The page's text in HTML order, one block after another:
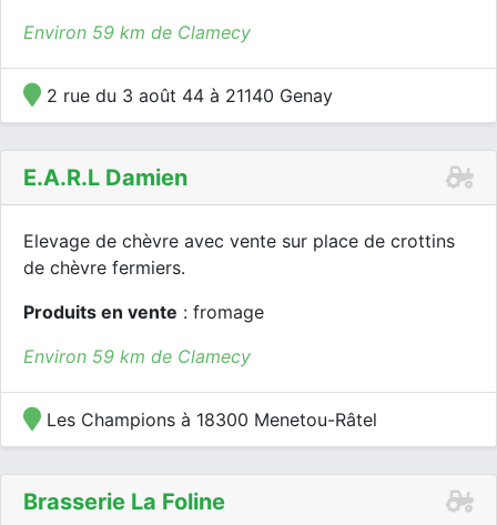
Environ 59 km de Clamecy
2 rue du 3 août 44 à 21140 Genay
E.a.r.l Damien
Elevage de chèvre avec vente sur place de crottins
de chèvre fermiers.
Produits en vente : fromage
Environ 59 km de Clamecy
Les Champions à 18300 Menetou-Râtel
Brasserie La Foline